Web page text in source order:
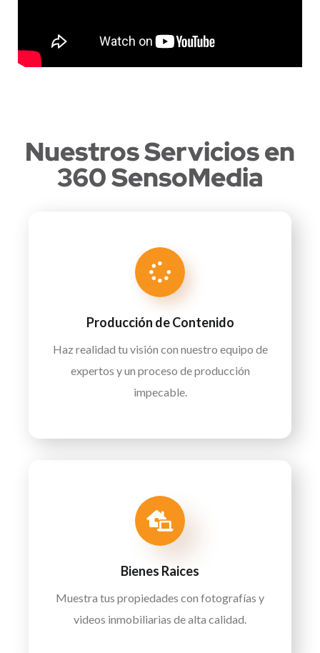
Nuestros Servicios en
360 SensoMedia
Producción de Contenido
Haz realidad tu visión con nuestro equipo de
expertos y un proceso de producción
impecable.
Bienes Raices
Muestra tus propiedades con fotografías y
videos inmobiliarias de alta calidad.